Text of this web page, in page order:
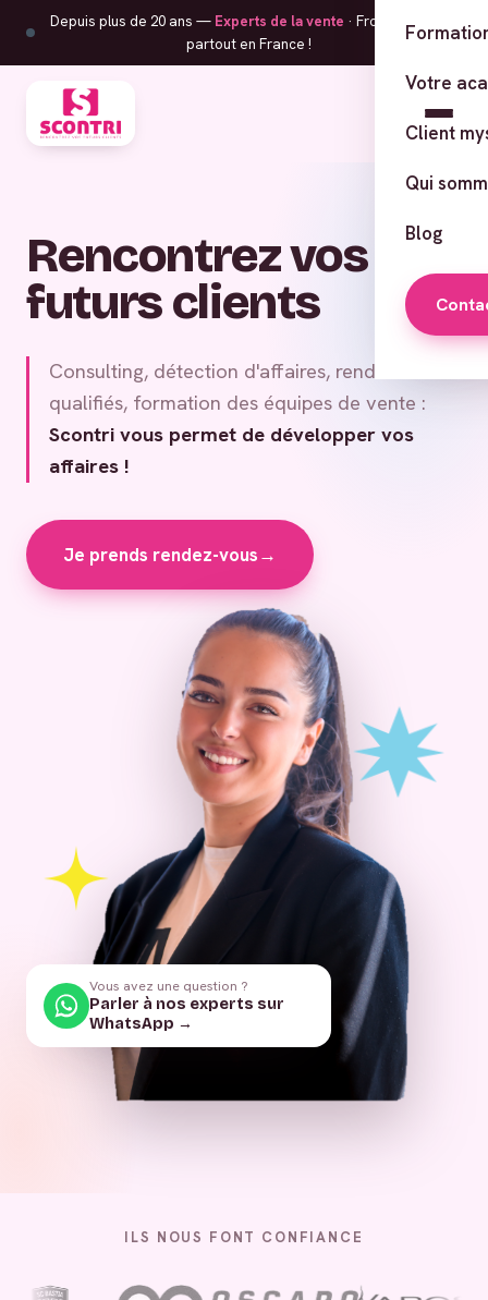
Depuis plus de 20 ans — Experts de la vente · From Corsica,
partout en France !
Votre
Client
Qui
Blog
Rencontrez vos
futurs clients
Consulting, détection d'affaires, rendez-vous
qualifiés, formation des équipes de vente :
Scontri vous permet de développer vos
affaires !
Je prends rendez-vous→
Vous avez une question ?
Parler à nos experts sur
WhatsApp →
ILS NOUS FONT CONFIANCE